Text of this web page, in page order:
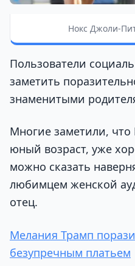
Нокс Джоли-
Пользователи
заметить
знаменитыми
Многие заметили, что
юный возраст, уже
можно сказать
любимцем женской
отец.
Мелания Трамп
безупречным платьем